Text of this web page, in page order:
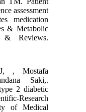
assessment
medication
& Metabolic
& Reviews.
, Mostafa
Saki,.
2 diabetic
Research
of Medical